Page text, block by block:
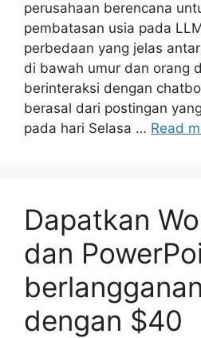
perusahaan berencana
pembatasan usia pada
perbedaan yang jelas
di bawah umur dan orang
berinteraksi dengan
berasal dari postingan
pada hari Selasa … Read
Dapatkan
dan
dengan $40